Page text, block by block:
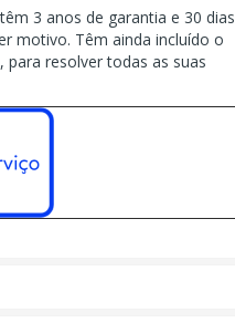
3 anos de garantia e 30 dias
motivo. Têm ainda incluído o
para resolver todas as suas